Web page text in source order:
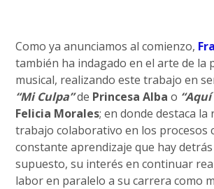
Como ya anunciamos al comienzo,
también ha indagado en el arte de la
musical, realizando este trabajo en
“Mi Culpa”de Princesa Alba o
Felicia Morales; en donde destaca la
trabajo colaborativo en los procesos
constante aprendizaje que hay
supuesto, su interés en continuar
labor en paralelo a su carrera como